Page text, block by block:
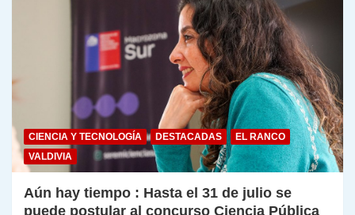
CIENCIA Y TECNOLOGÍA DESTACADAS
EL RANCO
VALDIVIA
Aún hay tiempo : Hasta el 31 de julio se
puede postular al concurso Ciencia Pública